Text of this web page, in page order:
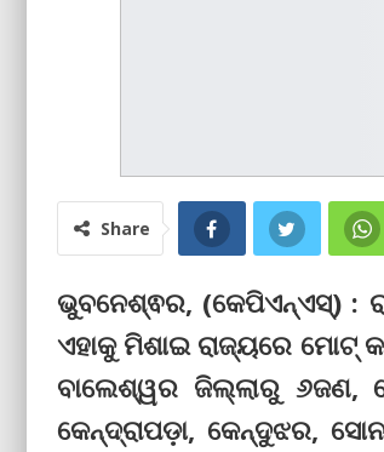
Share
ଭୁବନେଶ୍ଵର, (କେପିଏନ୍‌ଏସ୍‌) :
ଏହାକୁ ମିଶାଇ ରାଜ୍ୟରେ ମୋଟ୍
ବାଲେଶ୍ୱର ଜିଲ୍ଲାରୁ ୬ଜଣ,
କେନ୍ଦ୍ରାପଡ଼ା, କେନ୍ଦୁଝର,